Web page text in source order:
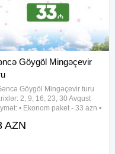
Göygöl Mingəçevir
Göygöl Mingəçevir turu
2, 9, 16, 23, 30 Avqust
• Ekonom paket - 33 azn •
daxil) ✓Qiymətə daxildir: •
AZN